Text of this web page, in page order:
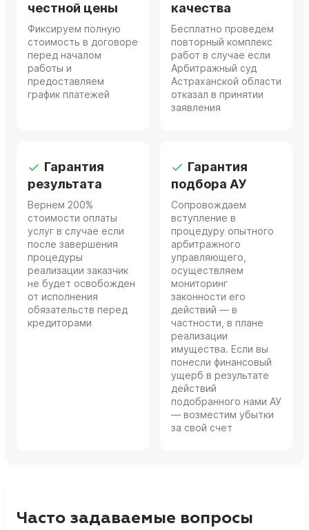
честной цены
Фиксируем полную
стоимость в договоре
перед началом
работы и
предоставляем
график платежей
качества
Бесплатно проведем
повторный комплекс
работ в случае если
Арбитражный суд
Астраханской области
отказал в принятии
заявления
Гарантия
результата
Вернем 200%
стоимости оплаты
услуг в случае если
после завершения
процедуры
реализации заказчик
не будет освобожден
от исполнения
обязательств перед
кредиторами
Гарантия
подбора АУ
Сопровождаем
вступление в
процедуру опытного
арбитражного
управляющего,
осуществляем
мониторинг
законности его
действий — в
частности, в плане
реализации
имущества. Если вы
понесли финансовый
ущерб в результате
действий
подобранного нами АУ
— возместим убытки
за свой счет
Часто задаваемые вопросы